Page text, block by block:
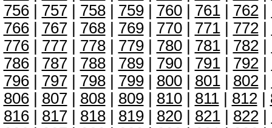
756| 757| 758| 759| 760| 761| 762|
766| 767| 768| 769| 770| 771| 772|
776| 777| 778| 779| 780| 781| 782|
786| 787| 788| 789| 790| 791| 792|
796| 797| 798| 799| 800| 801| 802|
806| 807| 808| 809| 810| 811| 812|
816| 817| 818| 819| 820| 821| 822|